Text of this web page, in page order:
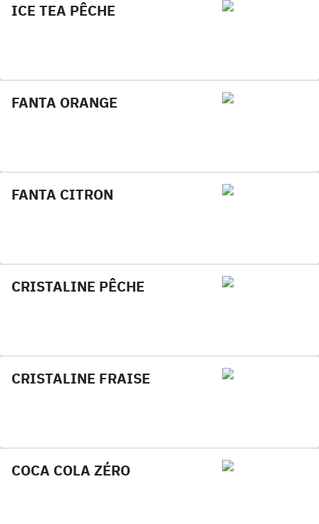
ICE TEA PÊCHE
FANTA ORANGE
FANTA CITRON
CRISTALINE PÊCHE
CRISTALINE FRAISE
COCA COLA ZÉRO